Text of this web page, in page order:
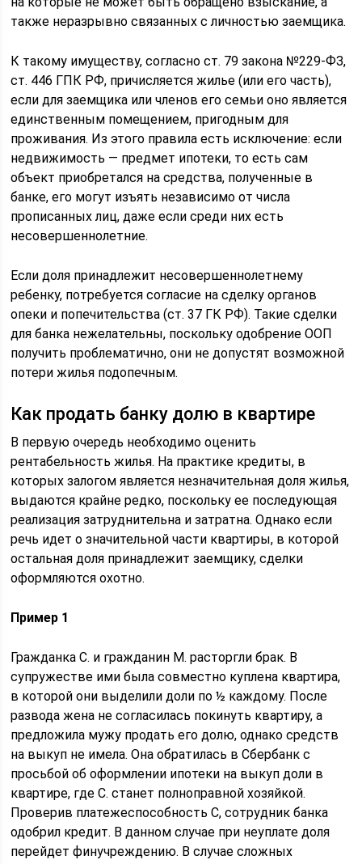
также неразрывно связанных с личностью заемщика.
К такому имуществу, согласно ст. 79 закона №229-ФЗ,
ст. 446 ГПК РФ, причисляется жилье (или его часть),
если для заемщика или членов его семьи оно является
единственным помещением, пригодным для
проживания. Из этого правила есть исключение: если
недвижимость — предмет ипотеки, то есть сам
объект приобретался на средства, полученные в
банке, его могут изъять независимо от числа
прописанных лиц, даже если среди них есть
несовершеннолетние.
Если доля принадлежит несовершеннолетнему
ребенку, потребуется согласие на сделку органов
опеки и попечительства (ст. 37 ГК РФ). Такие сделки
для банка нежелательны, поскольку одобрение ООП
получить проблематично, они не допустят возможной
потери жилья подопечным.
Как продать банку долю в квартире
В первую очередь необходимо оценить
рентабельность жилья. На практике кредиты, в
которых залогом является незначительная доля жилья,
выдаются крайне редко, поскольку ее последующая
реализация затруднительна и затратна. Однако если
речь идет о значительной части квартиры, в которой
остальная доля принадлежит заемщику, сделки
оформляются охотно.
Пример 1
Гражданка С. и гражданин М. расторгли брак. В
супружестве ими была совместно куплена квартира,
в которой они выделили доли по ½ каждому. После
развода жена не согласилась покинуть квартиру, а
предложила мужу продать его долю, однако средств
на выкуп не имела. Она обратилась в Сбербанк с
просьбой об оформлении ипотеки на выкуп доли в
квартире, где С. станет полноправной хозяйкой.
Проверив платежеспособность С, сотрудник банка
одобрил кредит. В данном случае при неуплате доля
перейдет финучреждению. В случае сложных